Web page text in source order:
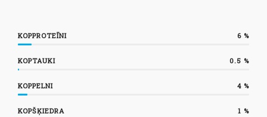
KOPPROTEĪNI 6 %
KOPTAUKI 0.5 %
KOPPELNI 4 %
KOPŠĶIEDRA 1 %